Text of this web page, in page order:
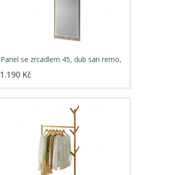
Panel se zrcadlem 45, dub san remo,
1.190 Kč